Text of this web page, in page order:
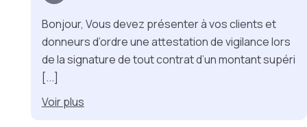
Bonjour, Vous devez présenter à vos clients et
donneurs d’ordre une attestation de vigilance lors
de la signature de tout contrat d’un montant supéri
[...]
Voirplus